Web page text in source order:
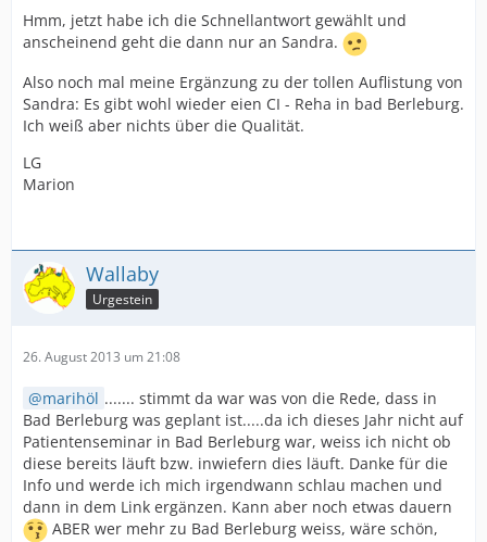
Hmm, jetzt habe ich die Schnellantwort gewählt und
anscheinend geht die dann nur an Sandra.
Also noch mal meine Ergänzung zu der tollen Auflistung von
Sandra: Es gibt wohl wieder eien CI - Reha in bad Berleburg.
Ich weiß aber nichts über die Qualität.
LG
Marion
Wallaby
Urgestein
26. August 2013 um 21:08
marihöl ....... stimmt da war was von die Rede, dass in
Bad Berleburg was geplant ist.....da ich dieses Jahr nicht auf
Patientenseminar in Bad Berleburg war, weiss ich nicht ob
diese bereits läuft bzw. inwiefern dies läuft. Danke für die
Info und werde ich mich irgendwann schlau machen und
dann in dem Link ergänzen. Kann aber noch etwas dauern
ABER wer mehr zu Bad Berleburg weiss, wäre schön,